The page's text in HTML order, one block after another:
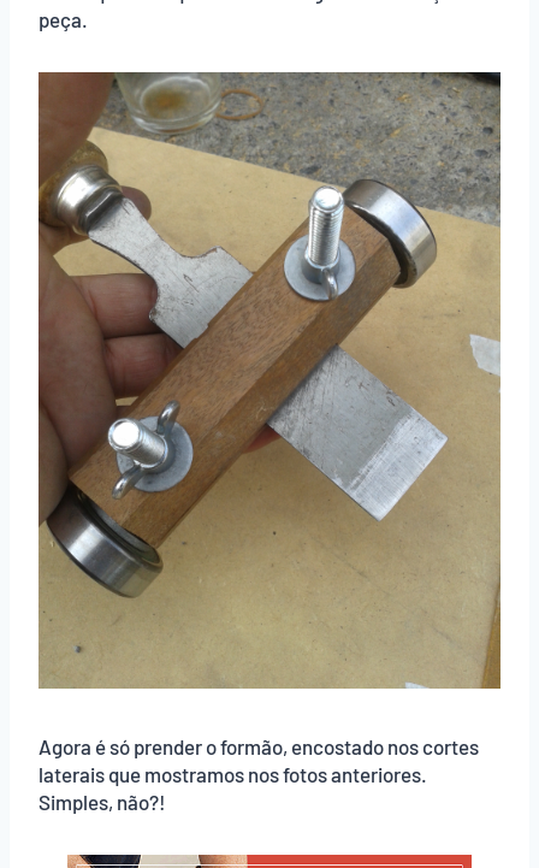
peça.
Agora é só prender o formão, encostado nos cortes
laterais que mostramos nos fotos anteriores.
Simples, não?!